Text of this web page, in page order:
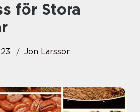
för Stora
Jon Larsson